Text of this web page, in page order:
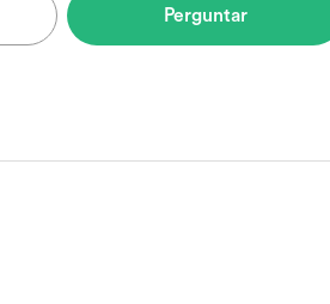
Perguntar